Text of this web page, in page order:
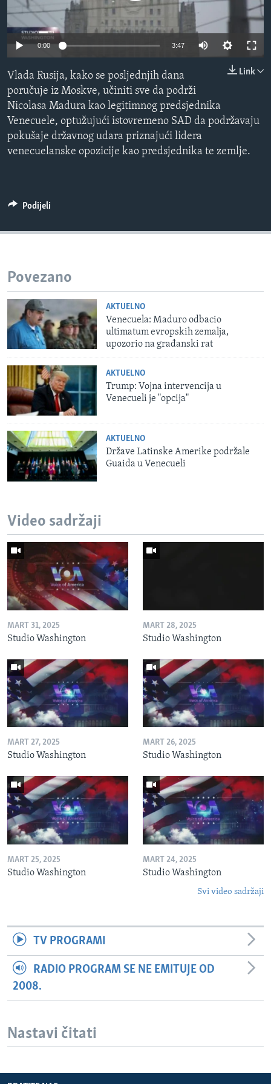
MAGAZIN
O GLASU AMERIKE
PRATITE NAS
Jezici
0:00 3:47
Link
Vlada Rusija, kako se posljednjih dana
poručuje iz Moskve, učiniti sve da podrži
Nicolasa Madura kao legitimnog predsjednika
Venecuele, optužujući istovremeno SAD da podržavaju
pokušaje državnog udara priznajući lidera
venecuelanske opozicije kao predsjednika te zemlje.
Podijeli
Povezano
AKTUELNO
Venecuela: Maduro odbacio
ultimatum evropskih zemalja,
upozorio na građanski rat
AKTUELNO
Trump: Vojna intervencija u
Venecueli je "opcija"
AKTUELNO
Države Latinske Amerike podržale
Guaida u Venecueli
Video sadržaji
MART 31, 2025
Studio Washington
MART 28, 2025
Studio Washington
MART 27, 2025
Studio Washington
MART 26, 2025
Studio Washington
MART 25, 2025
Studio Washington
MART 24, 2025
Studio Washington
Svi video sadržaji
TV PROGRAMI
RADIO PROGRAM SE NE EMITUJE OD
2008.
Nastavi čitati